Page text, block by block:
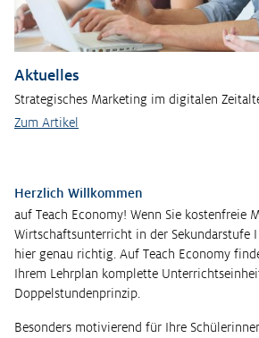
Aktuelles
Strategisches Marketing im digitalen
Zum Artikel
Herzlich Willkommen
auf Teach Economy! Wenn Sie kostenfreie
Wirtschaftsunterricht in der Sekundarstufe
hier genau richtig. Auf Teach Economy
Ihrem Lehrplan komplette
Doppelstundenprinzip.
Besonders motivierend für Ihre